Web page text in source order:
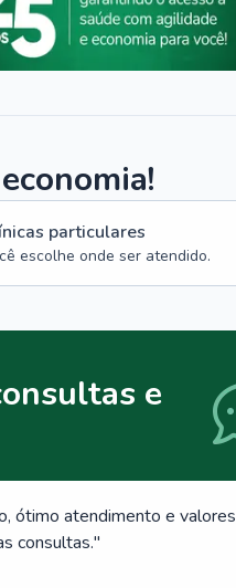
particulares
escolhe onde ser atendido.
e
ótimo atendimento e valores
consultas."